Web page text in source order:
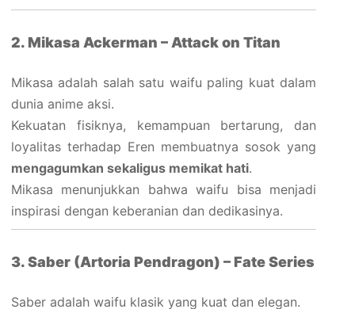
2. Mikasa Ackerman – Attack on Titan
Mikasa adalah salah satu waifu paling kuat dalam
dunia anime aksi.
Kekuatan fisiknya, kemampuan bertarung, dan
loyalitas terhadap Eren membuatnya sosok yang
mengagumkan sekaligus memikat hati.
Mikasa menunjukkan bahwa waifu bisa menjadi
inspirasi dengan keberanian dan dedikasinya.
3. Saber (Artoria Pendragon) – Fate Series
Saber adalah waifu klasik yang kuat dan elegan.